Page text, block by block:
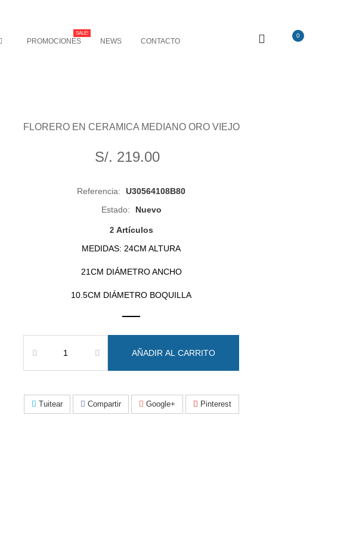
0
PROMOCIONES
SALE!
NEWS CONTACTO
FLORERO EN CERAMICA MEDIANO ORO VIEJO
S/. 219.00
Referencia:
U30564108B80
Estado:
Nuevo
2 Artículos
MEDIDAS: 24CM ALTURA
21CM DIÁMETRO ANCHO
10.5CM DIÁMETRO BOQUILLA
AÑADIR AL CARRITO
Tuitear Compartir Google+ Pinterest